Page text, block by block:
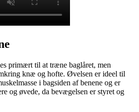
primært til at træne baglåret, men
knæ og hofte. Øvelsen er ideel til
i bagsiden af benene og er
og øvede, da bevægelsen er styret og